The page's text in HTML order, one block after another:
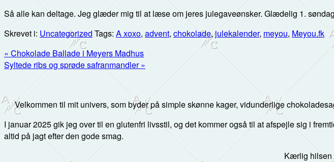
Så alle kan deltage. Jeg glæder mig til at læse om jeres julegaveønsker. Glædelig 1.
Skrevet i: Uncategorized Tags: A xoxo, advent, chokolade,julekalender, meyou, Meyou.fk
Previous
Post:
« Chokolade Ballade i Meyers Madhus
Next
Syltede ribs og sprøde safranmandler »
Primær
Sidebar
Velkommen til mit univers, som byder på simple skønne kager, vidunderlige
I januar 2025 gik jeg over til en glutenfri livsstil, og det kommer også til at afspejle sig i
altid på jagt efter den gode smag.
Kærlig hilsen